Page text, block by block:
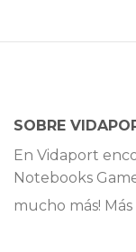
SOBRE
En Vidaport
Notebooks
mucho más!